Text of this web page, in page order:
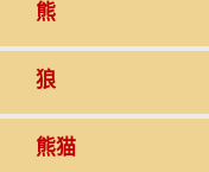
熊
狼
熊猫